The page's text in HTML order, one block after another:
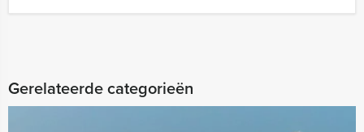
Gerelateerde categorieën